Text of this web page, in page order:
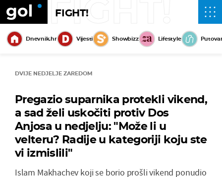
FIGHT!
FIGHT!
Dnevnik.hr Vijesti Showbizz Lifestyle
DVIJE NEDJELJE ZAREDOM
Pregazio suparnika protekli vikend,
a sad želi uskočiti protiv Dos
Anjosa u nedjelju: "Može li u
velteru? Radije u kategoriji koju ste
vi izmislili"
Islam Makhachev koji se borio prošli vikend ponudio